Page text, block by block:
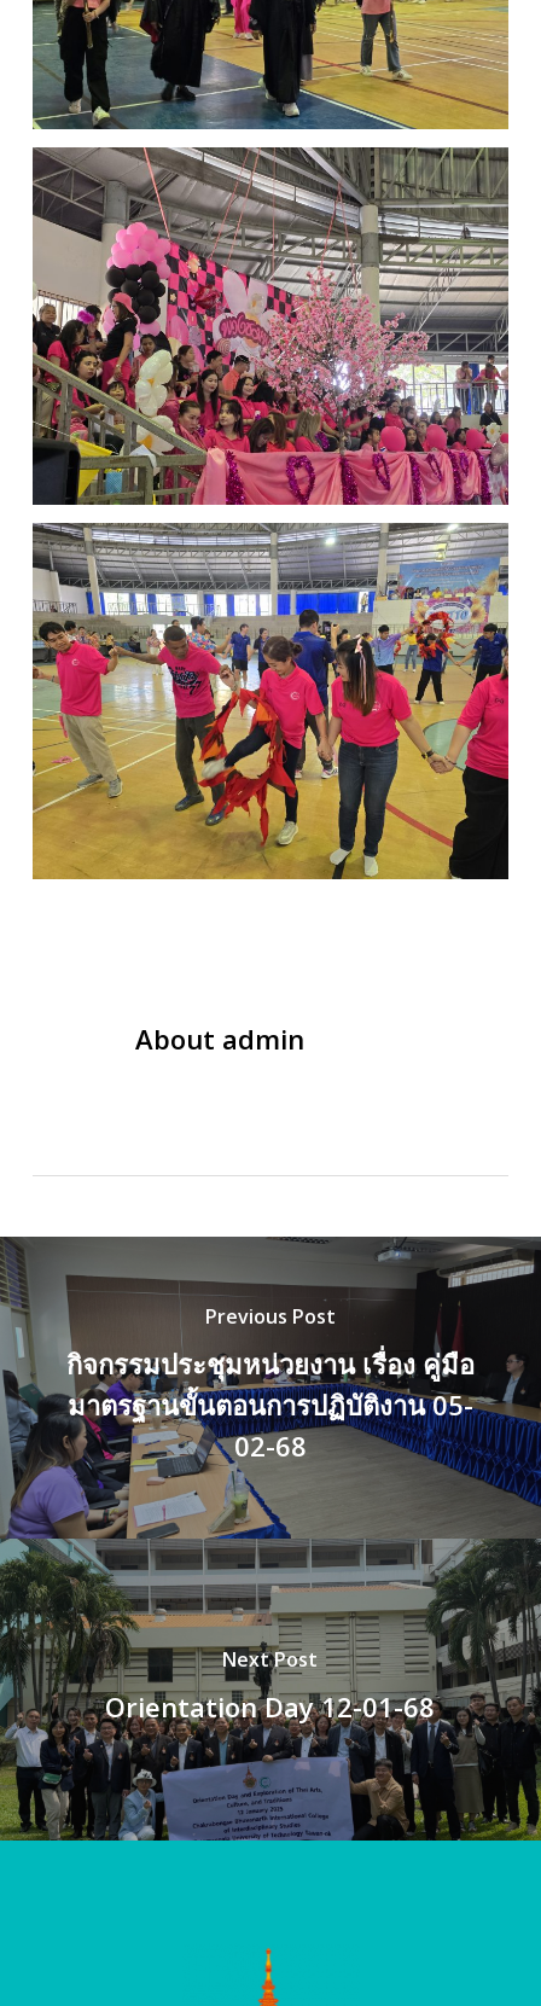
About admin
Previous Post
กิจกรรมประชุมหน่วยงาน เรื่อง คู่มือ
มาตรฐานขั้นตอนการปฏิบัติงาน 05-
02-68
Next Post
Orientation Day 12-01-68